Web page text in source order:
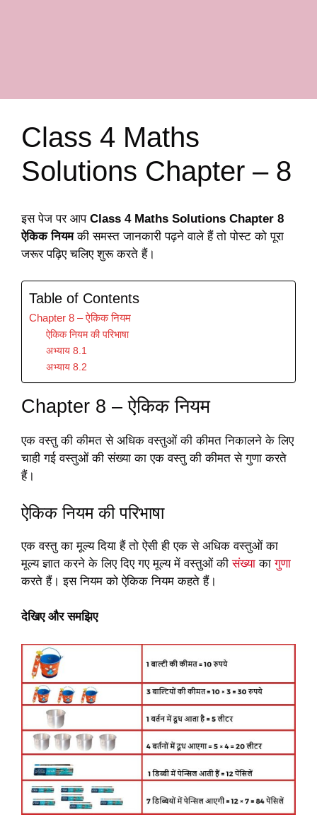
Class 4 Maths
Solutions Chapter – 8
इस पेज पर आप Class 4 Maths Solutions Chapter 8
ऐकिक नियमकी समस्त जानकारी पढ़ने वाले हैं तो पोस्ट को पूरा
जरूर पढ़िए चलिए शुरू करते हैं।
Table of Contents
Chapter 8 – ऐकिक नियम
ऐकिक नियम की परिभाषा
अभ्याय 8.1
अभ्याय 8.2
Chapter 8 – ऐकिक नियम
एक वस्तु की कीमत से अधिक वस्तुओं की कीमत निकालने के लिए
चाही गई वस्तुओं की संख्या का एक वस्तु की कीमत से गुणा करते
हैं।
ऐकिक नियम की परिभाषा
एक वस्तु का मूल्य दिया हैं तो ऐसी ही एक से अधिक वस्तुओं का
मूल्य ज्ञात करने के लिए दिए गए मूल्य में वस्तुओं कीसंख्या कागुणा
करते हैं। इस नियम को ऐकिक नियम कहते हैं।
देखिए और समझिए